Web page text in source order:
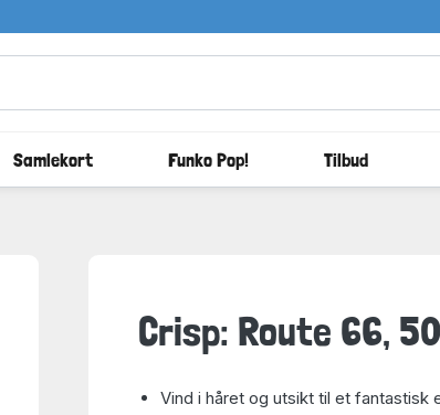
Samlekort Funko Pop! Tilbud
Crisp: Route 66,
Vind i håret og utsikt til et fantastisk